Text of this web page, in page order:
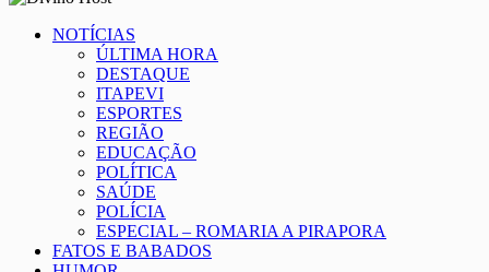
NOTÍCIAS
ÚLTIMA HORA
DESTAQUE
ITAPEVI
ESPORTES
REGIÃO
EDUCAÇÃO
POLÍTICA
SAÚDE
POLÍCIA
ESPECIAL – ROMARIA A PIRAPORA
FATOS E BABADOS